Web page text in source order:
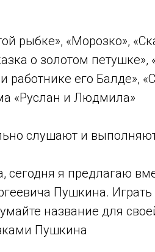
рыбке», «Морозко»,
о золотом
работнике его Балде»,
«Руслан и Людмила»
слушают и
сегодня я предлагаю
Пушкина.
название для
Пушкина